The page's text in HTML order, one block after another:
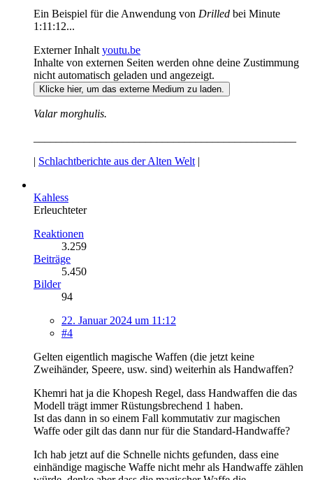
Ein Beispiel für die Anwendung von Drilled bei Minute
1:11:12...
Externer Inhalt youtu.be
Inhalte von externen Seiten werden ohne deine Zustimmung
nicht automatisch geladen und angezeigt.
Klicke hier, um das externe Medium zu laden.
Valar morghulis.
| Schlachtberichte aus der Alten Welt |
Kahless
Erleuchteter
Reaktionen
3.259
Beiträge
5.450
Bilder
94
22. Januar 2024 um 11:12
#4
Gelten eigentlich magische Waffen (die jetzt keine
Zweihänder, Speere, usw. sind) weiterhin als Handwaffen?
Khemri hat ja die Khopesh Regel, dass Handwaffen die das
Modell trägt immer Rüstungsbrechend 1 haben.
Ist das dann in so einem Fall kommutativ zur magischen
Waffe oder gilt das dann nur für die Standard-Handwaffe?
Ich hab jetzt auf die Schnelle nichts gefunden, dass eine
einhändige magische Waffe nicht mehr als Handwaffe zählen